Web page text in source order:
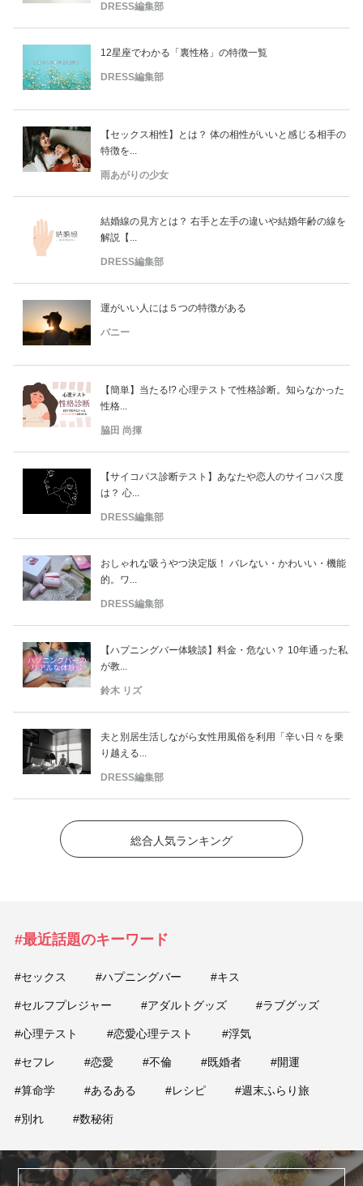
DRESS編集部
12星座でわかる「裏性格」の特徴一覧
DRESS編集部
【セックス相性】とは？ 体の相性がいいと感じる相手の
特徴を...
雨あがりの少女
結婚線の見方とは？ 右手と左手の違いや結婚年齢の線を
解説【...
DRESS編集部
運がいい人には５つの特徴がある
バニー
【簡単】当たる!? 心理テストで性格診断。知らなかった
性格...
脇田 尚揮
【サイコパス診断テスト】あなたや恋人のサイコパス度
は？ 心...
DRESS編集部
おしゃれな吸うやつ決定版！ バレない・かわいい・機能
的。ワ...
DRESS編集部
【ハプニングバー体験談】料金・危ない？ 10年通った私
が教...
鈴木 リズ
夫と別居生活しながら女性用風俗を利用「辛い日々を乗
り越える...
DRESS編集部
総合人気ランキング
#最近話題のキーワード
#セックス #ハプニングバー #キス
#セルフプレジャー #アダルトグッズ #ラブグッズ
#心理テスト #恋愛心理テスト #浮気
#セフレ #恋愛 #不倫 #既婚者 #開運
#算命学 #あるある #レシピ #週末ふらり旅
#別れ #数秘術